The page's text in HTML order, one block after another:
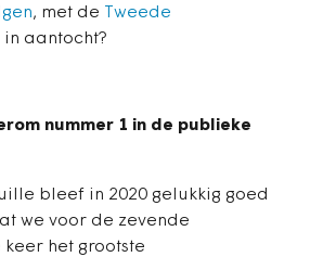
, met de
Tweede
in aantocht?
nummer 1 in de publieke
bleef in 2020 gelukkig goed
we voor de zevende
het grootste